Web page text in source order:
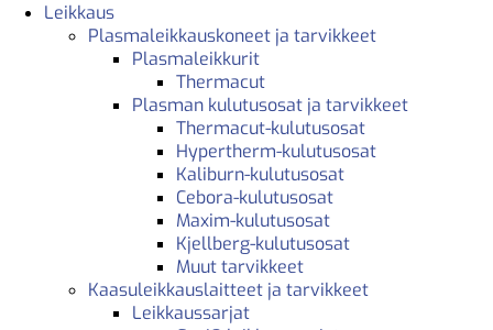
Leikkaus
Plasmaleikkauskoneet ja tarvikkeet
Plasmaleikkurit
Thermacut
Plasman kulutusosat ja tarvikkeet
Thermacut-kulutusosat
Hypertherm-kulutusosat
Kaliburn-kulutusosat
Cebora-kulutusosat
Maxim-kulutusosat
Kjellberg-kulutusosat
Muut tarvikkeet
Kaasuleikkauslaitteet ja tarvikkeet
Leikkaussarjat